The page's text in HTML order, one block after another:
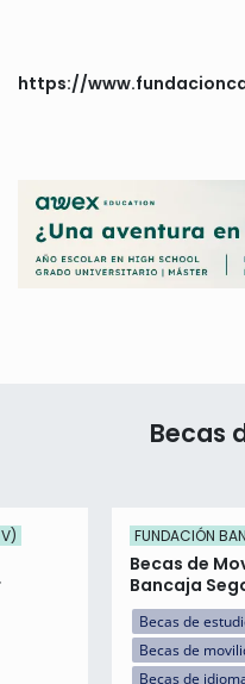
Becas
FUNDACIÓN
Becas de
Bancaja
Becas de
Becas de
Becas de